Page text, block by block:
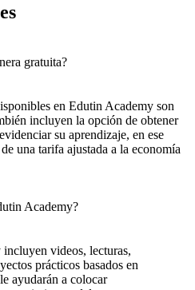
gratuita?
en Edutin Academy son
incluyen la opción de obtener
su aprendizaje, en ese
una tarifa ajustada a la economía
Academy?
videos, lecturas,
prácticos basados en
ayudarán a colocar